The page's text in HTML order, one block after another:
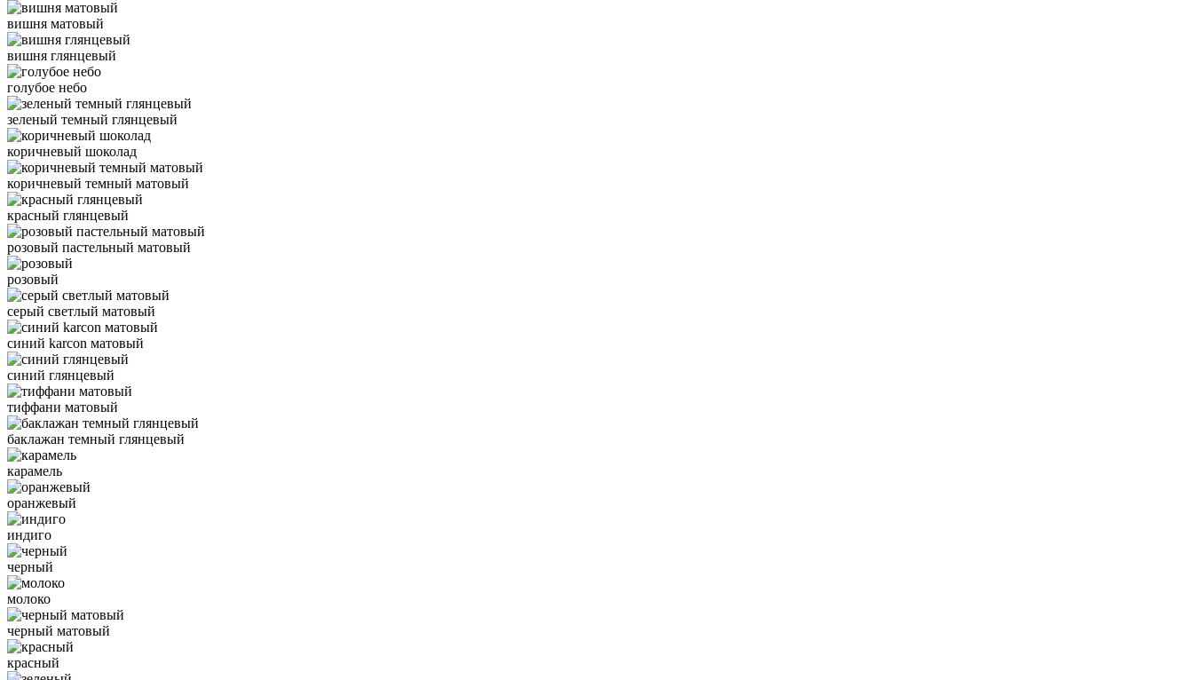
вишня матовый
вишня глянцевый
голубое небо
зеленый темный глянцевый
коричневый шоколад
коричневый темный матовый
красный глянцевый
розовый пастельный матовый
розовый
серый светлый матовый
синий karcon матовый
синий глянцевый
тиффани матовый
баклажан темный глянцевый
карамель
оранжевый
индиго
черный
молоко
черный матовый
красный